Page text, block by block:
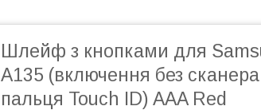
Шлейф з кнопками для
A135 (включення без
пальця Touch ID) AAA Red